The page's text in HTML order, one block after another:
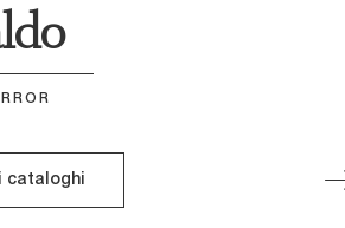
cataloghi